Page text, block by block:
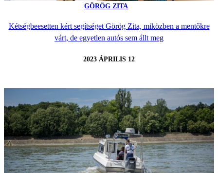
GÖRÖG ZITA
Kétségbeesetten kért segítséget Görög Zita, miközben a mentőkre
várt, de egyetlen autós sem állt meg
2023 ÁPRILIS 12